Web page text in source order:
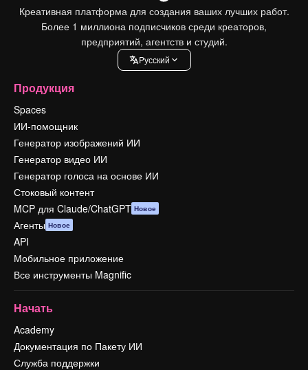
Креативная платформа для создания ваших лучших работ.
Более 1 миллиона подписчиков среди креаторов,
предприятий, агентств и студий.
Pусский
Продукция
Spaces
ИИ-помощник
Генератор изображений ИИ
Генератор видео ИИ
Генератор голоса на основе ИИ
Стоковый контент
MCP для Claude/ChatGPT Новое
Агенты Новое
API
Мобильное приложение
Все инструменты Magnific
Начать
Academy
Документация по Пакету ИИ
Служба поддержки